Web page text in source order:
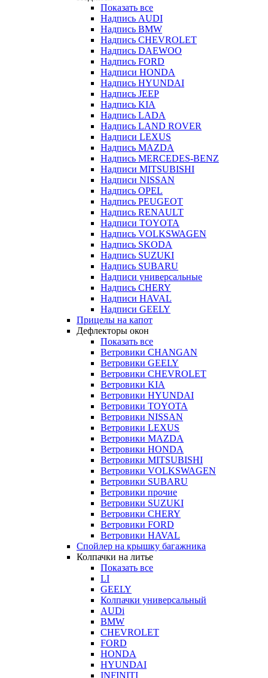
Показать все
Надпись AUDI
Надпись BMW
Надпись CHEVROLET
Надпись DAEWOO
Надпись FORD
Надписи HONDA
Надпись HYUNDAI
Надпись JEEP
Надпись KIA
Надпись LADA
Надпись LAND ROVER
Надписи LEXUS
Надпись MAZDA
Надпись MERCEDES-BENZ
Надписи MITSUBISHI
Надписи NISSAN
Надпись OPEL
Надпись PEUGEOT
Надпись RENAULT
Надписи TOYOTA
Надпись VOLKSWAGEN
Надпись SKODA
Надпись SUZUKI
Надпись SUBARU
Надписи универсальные
Надпись CHERY
Надписи HAVAL
Надписи GEELY
Прицелы на капот
Дефлекторы окон
Показать все
Ветровики CHANGAN
Ветровики GEELY
Ветровики CHEVROLET
Ветровики KIA
Ветровики HYUNDAI
Ветровики TOYOTA
Ветровики NISSAN
Ветровики LEXUS
Ветровики MAZDA
Ветровики HONDA
Ветровики MITSUBISHI
Ветровики VOLKSWAGEN
Ветровики SUBARU
Ветровики прочие
Ветровики SUZUKI
Ветровики CHERY
Ветровики FORD
Ветровики HAVAL
Спойлер на крышку багажника
Колпачки на литье
Показать все
LI
GEELY
Колпачки универсальный
AUDi
BMW
CHEVROLET
FORD
HONDA
HYUNDAI
INFINITI